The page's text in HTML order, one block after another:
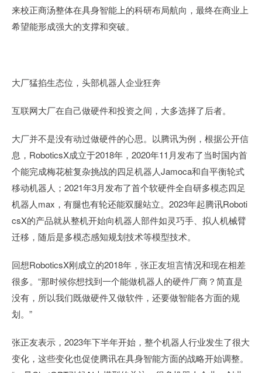
来校正商汤整体在具身智能上的科研布局航向，最终在商业上
希望能形成强大的支撑和突破。
大厂猛掐生态位，头部机器人企业狂奔
互联网大厂在自己做硬件和投资之间，大多选择了后者。
大厂并不是没有动过做硬件的心思。以腾讯为例，根据公开信
息，RoboticsX成立于2018年，2020年11月发布了当时国内首
个能完成梅花桩复杂挑战的四足机器人Jamoca和自平衡轮式
移动机器人；2021年3月发布了首个软硬件全自研多模态四足
机器人max，有腿也有轮还能双腿站立。2023年起腾讯Roboti
csX的产品就从整机开始向机器人部件如灵巧手、拟人机械臂
迁移，随后是多模态感知规划技术等模型技术。
回想RoboticsX刚成立的2018年，张正友坦言情况和现在相差
很多。“那时候你想找到一个能做机器人的硬件厂商？简直是
没有，所以我们既做硬件又做软件，还要做智能各方面的规
划。”
张正友表示，2023年下半年开始，整个机器人行业发生了很大
变化，这些变化也促使腾讯在具身智能方面的战略开始调整。